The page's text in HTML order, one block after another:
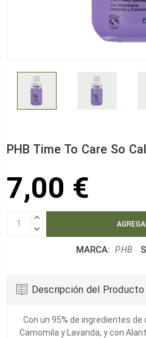
PHB Time To Care So
7,00 €
AUMENTAR
CANTIDAD:
DISMINUIR
MARCA: PHB
Descripción del Producto
· Con un 95% de ingredientes
Camomila y Lavanda, y con